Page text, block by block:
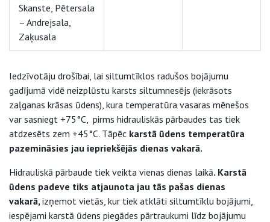
Skanste, Pētersala
– Andrejsala,
Zaķusala
Iedzīvotāju drošībai, lai siltumtīklos radušos bojājumu
gadījumā vidē neizplūstu karsts siltumnesējs (iekrāsots
zaļganas krāsas ūdens), kura temperatūra vasaras mēnešos
var sasniegt +75°C, pirms hidrauliskās pārbaudes tas tiek
atdzesēts zem +45°C. Tāpēc karstā ūdens temperatūra
pazemināsies jau iepriekšējās dienas vakarā.
Hidrauliskā pārbaude tiek veikta vienas dienas laikā. Karstā
ūdens padeve tiks atjaunota jau tās pašas dienas
vakarā, izņemot vietās, kur tiek atklāti siltumtīklu bojājumi,
iespējami karstā ūdens piegādes pārtraukumi līdz bojājumu